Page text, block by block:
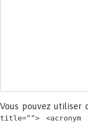
Vous pouvez utiliser
title="">